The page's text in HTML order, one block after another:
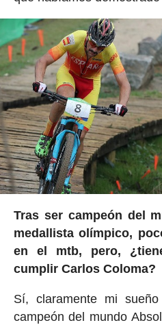
Tras ser campeón del
medallista olímpico,
en el mtb, pero,
cumplir Carlos Coloma?
Sí, claramente mi
campeón del mundo